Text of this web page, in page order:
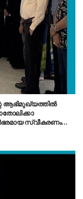
ആഭിമുഖ്യത്തിൽ
സ്വീകരണം